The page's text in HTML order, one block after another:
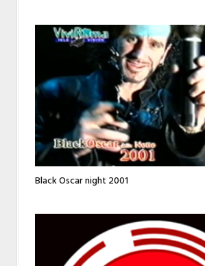
Black Oscar night 2001